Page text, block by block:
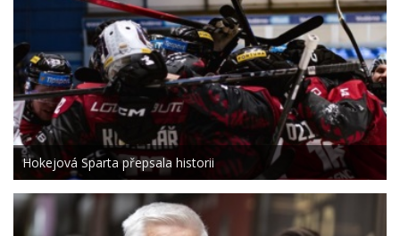
Hokejová Sparta přepsala historii